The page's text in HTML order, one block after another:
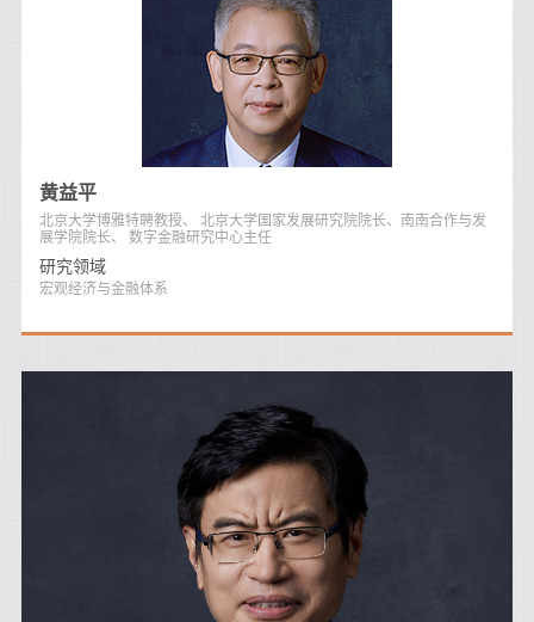
黄益平
北京大学博雅特聘教授、 北京大学国家发展研究院院长、南南合作与发
展学院院长、 数字金融研究中心主任
研究领域
宏观经济与金融体系